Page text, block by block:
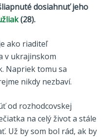
dosiahnuť jeho
(28).
ako riaditeľ
v ukrajinskom
Napriek tomu sa
nikdy nezbaví.
od rozhodcovskej
na celý život a stále
Už by som bol rád, ak by